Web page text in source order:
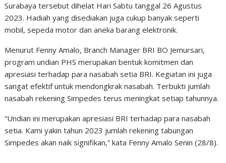
Surabaya tersebut dihelat Hari Sabtu tanggal 26 Agustus
2023. Hadiah yang disediakan juga cukup banyak seperti
mobil, sepeda motor dan aneka barang elektronik.
Menurut Fenny Amalo, Branch Manager BRI BO Jemursari,
program undian PHS merupakan bentuk komitmen dan
apresiasi terhadap para nasabah setia BRI. Kegiatan ini juga
sangat efektif untuk mendongkrak nasabah. Terbukti jumlah
nasabah rekening Simpedes terus meningkat setiap tahunnya.
“Undian ini merupakan apresiasi BRI terhadap para nasabah
setia. Kami yakin tahun 2023 jumlah rekening tabungan
Simpedes akan naik signifikan,” kata Fenny Amalo Senin (28/8).